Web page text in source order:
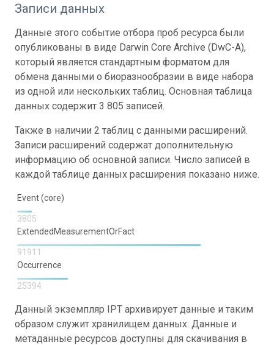
Записи данных
Данные этого событие отбора проб ресурса были
опубликованы в виде Darwin Core Archive (DwC-A),
который является стандартным форматом для
обмена данными о биоразнообразии в виде набора
из одной или нескольких таблиц. Основная таблица
данных содержит 3 805 записей.
Также в наличии 2 таблиц с данными расширений.
Записи расширений содержат дополнительную
информацию об основной записи. Число записей в
каждой таблице данных расширения показано ниже.
Event (core)
3805
ExtendedMeasurementOrFact
91911
Occurrence
25394
Данный экземпляр IPT архивирует данные и таким
образом служит хранилищем данных. Данные и
метаданные ресурсов доступны для скачивания в